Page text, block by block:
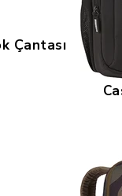
Çantası